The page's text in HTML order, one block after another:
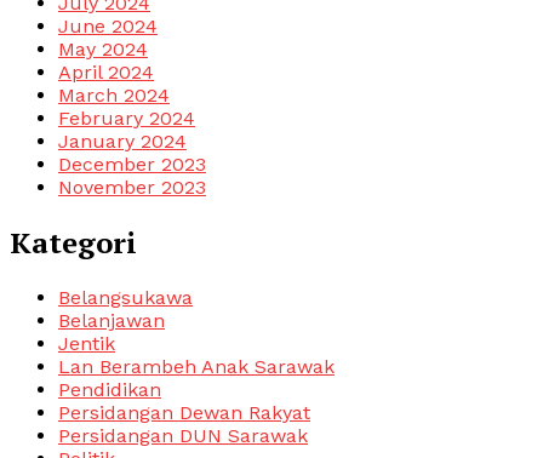
June 2024
May 2024
April 2024
March 2024
February 2024
January 2024
December 2023
November 2023
Kategori
Belangsukawa
Belanjawan
Jentik
Lan Berambeh Anak Sarawak
Pendidikan
Persidangan Dewan Rakyat
Persidangan DUN Sarawak